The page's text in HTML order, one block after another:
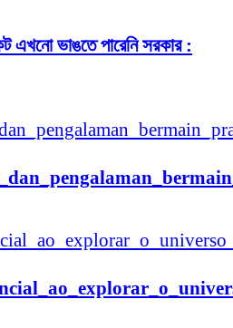
এখনো ভাঙতে পারেনি সরকার :